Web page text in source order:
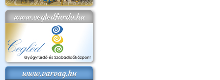
www.cegledfurdo.hu
www.varvag.hu